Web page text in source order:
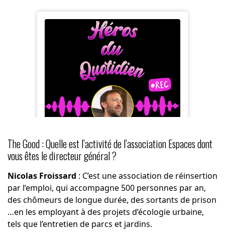
The Good : Quelle est l’activité de l’association Espaces dont
vous êtes le directeur général ?
Nicolas Froissard : C’est une association de réinsertion
par l’emploi, qui accompagne 500 personnes par an,
des chômeurs de longue durée, des sortants de prison
…en les employant à des projets d’écologie urbaine,
tels que l’entretien de parcs et jardins.